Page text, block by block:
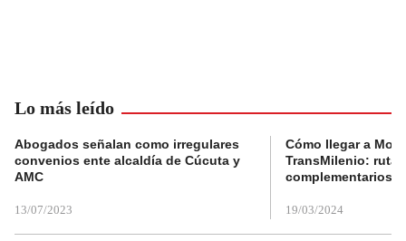
Lo más leído
Abogados señalan como irregulares
convenios ente alcaldía de Cúcuta y
AMC
13/07/2023
Cómo llegar a
TransMilenio:
complementarios
19/03/2024